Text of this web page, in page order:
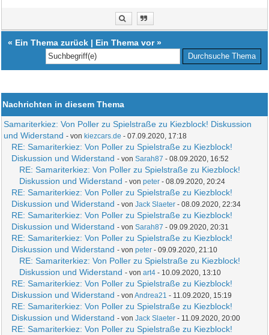
« Ein Thema zurück | Ein Thema vor»
Nachrichten in diesem Thema
Samariterkiez: Von Poller zu Spielstraße zu Kiezblock! Diskussion
und Widerstand - von kiezcars.de - 07.09.2020, 17:18
RE: Samariterkiez: Von Poller zu Spielstraße zu Kiezblock!
Diskussion und Widerstand - vonSarah87 - 08.09.2020, 16:52
RE: Samariterkiez: Von Poller zu Spielstraße zu Kiezblock!
Diskussion und Widerstand - vonpeter - 08.09.2020, 20:24
RE: Samariterkiez: Von Poller zu Spielstraße zu Kiezblock!
Diskussion und Widerstand - vonJack Slaeter - 08.09.2020, 22:34
RE: Samariterkiez: Von Poller zu Spielstraße zu Kiezblock!
Diskussion und Widerstand - vonSarah87 - 09.09.2020, 20:31
RE: Samariterkiez: Von Poller zu Spielstraße zu Kiezblock!
Diskussion und Widerstand - vonpeter - 09.09.2020, 21:10
RE: Samariterkiez: Von Poller zu Spielstraße zu Kiezblock!
Diskussion und Widerstand - vonart4 - 10.09.2020, 13:10
RE: Samariterkiez: Von Poller zu Spielstraße zu Kiezblock!
Diskussion und Widerstand - vonAndrea21 - 11.09.2020, 15:19
RE: Samariterkiez: Von Poller zu Spielstraße zu Kiezblock!
Diskussion und Widerstand - vonJack Slaeter - 11.09.2020, 20:00
RE: Samariterkiez: Von Poller zu Spielstraße zu Kiezblock!